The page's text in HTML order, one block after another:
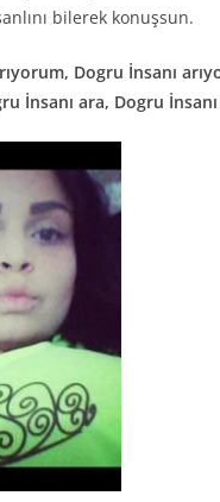
bilerek konuşsun.
Dogru İnsanı
İnsanı ara, Dogru